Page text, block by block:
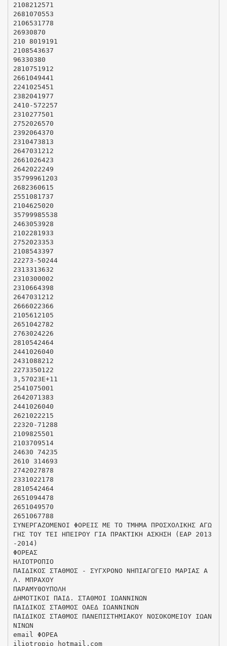
2108212571
2681070553
2106531778
26930870
210 8019191
2108543637
96330380
2810751912
2661049441
2241025451
2382041977
2410-572257
2310277501
2752026570
2392064370
2310473813
2647031212
2661026423
2642022249
35799961203
2682360615
2551081737
2104625020
35799985538
2463053928
2102281933
2752023353
2108543397
22273-50244
2313313632
2310300002
2310664398
2647031212
2666022366
2105612105
2651042782
2763024226
2810542464
2441026040
2431088212
2273350122
3,57023E+11
2541075001
2642071383
2441026040
2621022215
22320-71288
2109825501
2103709514
24630 74235
2610 314693
2742027878
2331022178
2810542464
2651094478
2651049570
2651067788
ΣΥΝΕΡΓΑΖΟΜΕΝΟΙ ΦΟΡΕΙΣ ΜΕ ΤΟ ΤΜΗΜΑ ΠΡΟΣΧΟΛΙΚΗΣ ΑΓΩ
ΓΗΣ ΤΟΥ ΤΕΙ ΗΠΕΙΡΟΥ ΓΙΑ ΠΡΑΚΤΙΚΗ ΑΣΚΗΣΗ (ΕΑΡ 2013
-2014)
ΦΟΡΕΑΣ
ΗΛΙΟΤΡΟΠΙΟ
ΠΑΙΔΙΚΟΣ ΣΤΑΘΜΟΣ - ΣΥΓΧΡΟΝΟ ΝΗΠΙΑΓΩΓΕΙΟ ΜΑΡΙΑΣ Α
Λ. ΜΠΡΑΧΟΥ
ΠΑΡΑΜΥΘΟΥΠΟΛΗ
ΔΗΜΟΤΙΚΟΙ ΠΑΙΔ. ΣΤΑΘΜΟΙ ΙΩΑΝΝΙΝΩΝ
ΠΑΙΔΙΚΟΣ ΣΤΑΘΜΟΣ ΟΑΕΔ ΙΩΑΝΝΙΝΩΝ
ΠΑΙΔΙΚΟΣ ΣΤΑΘΜΟΣ ΠΑΝΕΠΙΣΤΗΜΙΑΚΟΥ ΝΟΣΟΚΟΜΕΙΟΥ ΙΩΑΝ
ΝΙΝΩΝ
email ΦΟΡΕΑ
iliotropio_hotmail.com